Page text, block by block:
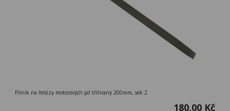
Pilník na řetězy motorových pil tříhraný 200mm, sek 2
180,00 Kč